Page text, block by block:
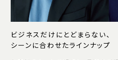
ビジネスだけにとどまらない、
シーンに合わせたラインナップ